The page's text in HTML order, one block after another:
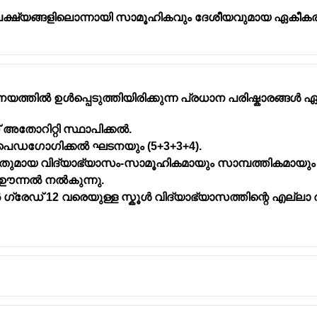
17, 1975)
വിദ്യാഭ്യാസ ദിനമായി ആചരിക്കുന്നു.
കാലം ഉപരാഷ്ട്രപതിയായിരുന്ന വ്യക്തി - ഡോ.എസ്.
സാമൂഹികവും ദേശീയവുമായ
ഉൾപ്പെടുത്തിയിരിക്കുന്ന പ്രധാന പരിഷ്കാരങ്ങൾ
അതോറിറ്റി സ്ഥാപിക്കൽ.
ഘടനയും (5+3+3+4).
വിദ്യാഭ്യാസം-സാമൂഹികമായും സാമ്പത്തികമായും
ഊന്നൽ നൽകുന്നു.
12 വരെയുള്ള സ്കൂൾ വിദ്യാഭ്യാസത്തിന്റെ എല്ലാ